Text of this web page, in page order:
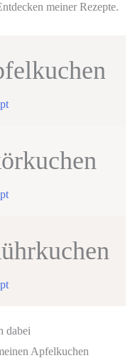
meiner Rezepte.
dabei
Apfelkuchen